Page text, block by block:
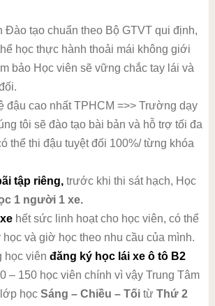
Đào tạo chuẩn theo Bộ GTVT qui định,
học thực hành thoải mái không giới
bảo Học viên sẽ vững chắc tay lái và
đậu cao nhất TPHCM =>> Trường dạy
tôi sẽ đào tạo bài bản và hỗ trợ tối đa
thể thi đậu tuyệt đối 100%/ từng khóa
tập riêng,trước khi thi sát hạch, Học
1 người 1 xe.
hết sức linh hoạt cho học viên, có thể
và giờ học theo nhu cầu của mình.
học viên đăng ký học lái xe ô tô B2
– 150 học viên chính vì vậy Trung Tâm
học Sáng – Chiều – Tốitừ Thứ 2